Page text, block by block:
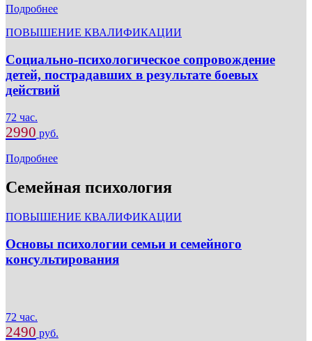
Подробнее
ПОВЫШЕНИЕ КВАЛИФИКАЦИИ
Социально-психологическое сопровождение
детей, пострадавших в результате боевых
действий
72 час.
2990 руб.
Подробнее
Семейная психология
ПОВЫШЕНИЕ КВАЛИФИКАЦИИ
Основы психологии семьи и семейного
консультирования
72 час.
2490 руб.